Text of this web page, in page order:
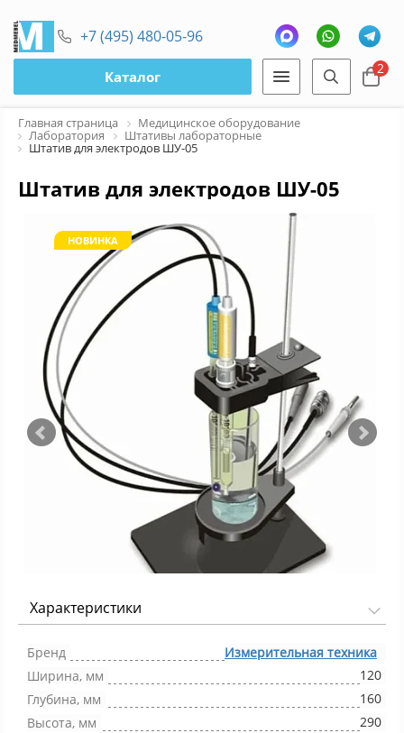
+7 (495) 480-05-96
Каталог 2
Главная страница Медицинское оборудование
Лаборатория Штативы лабораторные
Штатив для электродов ШУ-05
Штатив для электродов ШУ-05
НОВИНКА
Характеристики
Бренд
Измерительная техника
Ширина, мм
120
Глубина, мм
160
Высота, мм
290